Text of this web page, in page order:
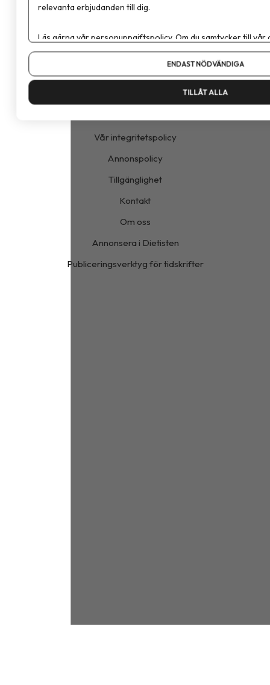
Dietisten är en branschtidning för evidens och vetenskap
Vår integritetspolicy
Annonspolicy
Tillgänglighet
Kontakt
Om oss
Annonsera i Dietisten
Publiceringsverktyg för tidskrifter
relevanta erbjudanden till dig.
Läs gärna vårpersonuppgiftspolicy. Om du samtycker till vår
Om du vill ändra ditt val i efterhand hittar du den möjligheten
ENDAST NÖDVÄNDIGA
TILLÅT ALLA